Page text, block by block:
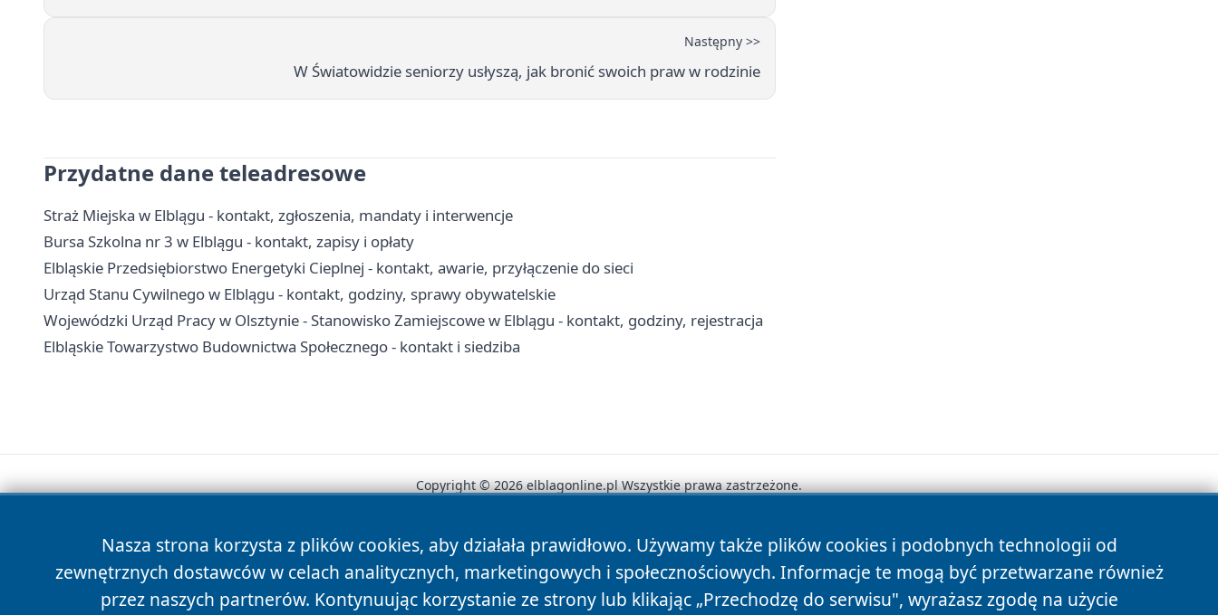
Następny >>
W Światowidzie seniorzy usłyszą, jak bronić swoich praw w rodzinie
Przydatne dane teleadresowe
Straż Miejska w Elblągu - kontakt, zgłoszenia, mandaty i interwencje
Bursa Szkolna nr 3 w Elblągu - kontakt, zapisy i opłaty
Elbląskie Przedsiębiorstwo Energetyki Cieplnej - kontakt, awarie, przyłączenie do sieci
Urząd Stanu Cywilnego w Elblągu - kontakt, godziny, sprawy obywatelskie
Wojewódzki Urząd Pracy w Olsztynie - Stanowisko Zamiejscowe w Elblągu - kontakt, godziny, rejestracja
Elbląskie Towarzystwo Budownictwa Społecznego - kontakt i siedziba
Nasza strona korzysta z plików cookies, aby działała prawidłowo. Używamy także plików cookies i podobnych technologii od
zewnętrznych dostawców w celach analitycznych, marketingowych i społecznościowych. Informacje te mogą być przetwarzane również
przez naszych partnerów. Kontynuując korzystanie ze strony lub klikając „Przechodzę do serwisu", wyrażasz zgodę na użycie
Copyright © 2026 elblagonline.pl Wszystkie prawa zastrzeżone.
News Autorzy Polityka Prywatności Polityka Cookies